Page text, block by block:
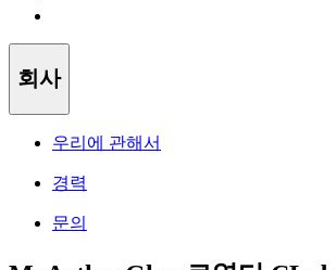
회사
우리에 관해서
경력
문의